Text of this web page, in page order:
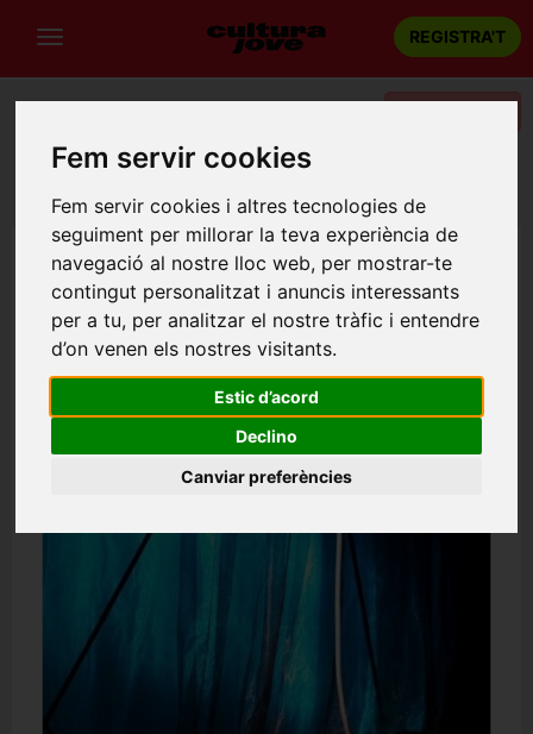
Fem servir cookies
Fem servir cookies i altres tecnologies de
seguiment per millorar la teva experiència de
navegació al nostre lloc web, per mostrar-te
contingut personalitzat i anuncis interessants
per a tu, per analitzar el nostre tràfic i entendre
d’on venen els nostres visitants.
Estic d’acord
Declino
Canviar preferències
REGISTRA'T
Portada Circ
Tarragona